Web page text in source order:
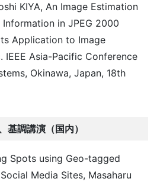
KIYA, An Image Estimation
in JPEG 2000
Application to Image
IEEE Asia-Pacific Conference
Okinawa, Japan, 18th
基調講演（国内）
Spots using Geo-tagged
Media Sites, Masaharu